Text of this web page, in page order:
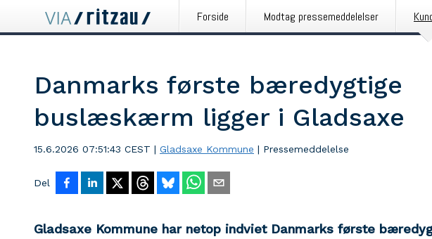
Forside Modtag pressemeddelelser
Danmarks første bæredygtige
buslæskærm ligger i Gladsaxe
15.6.2026 07:51:43 CEST | Gladsaxe Kommune | Pressemeddelelse
Del
Gladsaxe Kommune har netop indviet Danmarks første